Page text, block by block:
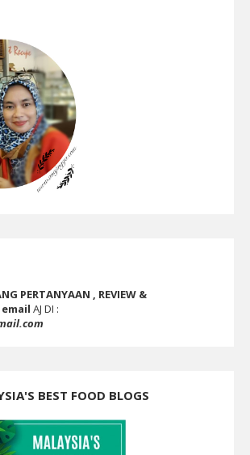
PERTANYAAN , REVIEW &
email AJ DI :
BEST FOOD BLOGS